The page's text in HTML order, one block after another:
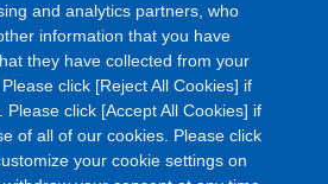
ー
シー
and analytics partners, who
information that you have
they have collected from your
click [Reject All Cookies] if
click [Accept All Cookies] if
of all of our cookies. Please click
your cookie settings on